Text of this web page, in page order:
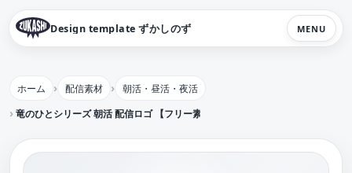
Design template ずかしのず MENU
ホーム 配信素材
朝活・昼活・夜活
竜のひとシリーズ 朝活 配信ロゴ 【フリー素材・サムネ素材】